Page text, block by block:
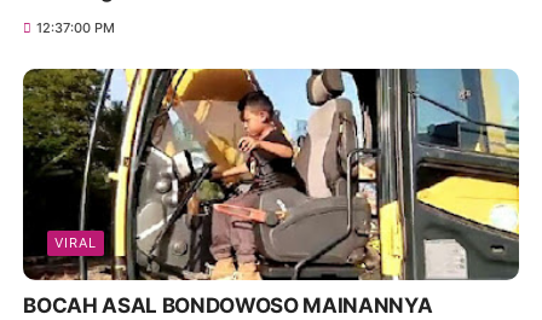
12:37:00 PM
VIRAL
BOCAH ASAL BONDOWOSO MAINANNYA